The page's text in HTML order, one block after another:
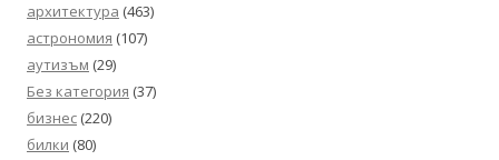
архитектура (463)
астрономия (107)
аутизъм (29)
Без категория (37)
бизнес (220)
билки (80)